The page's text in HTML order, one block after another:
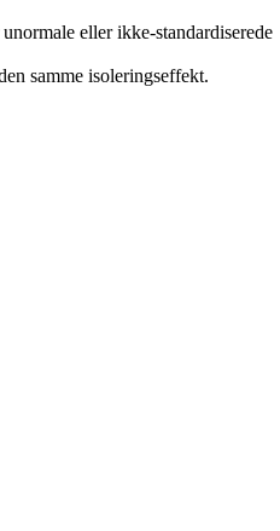
eller ikke-standardiserede
samme isoleringseffekt.